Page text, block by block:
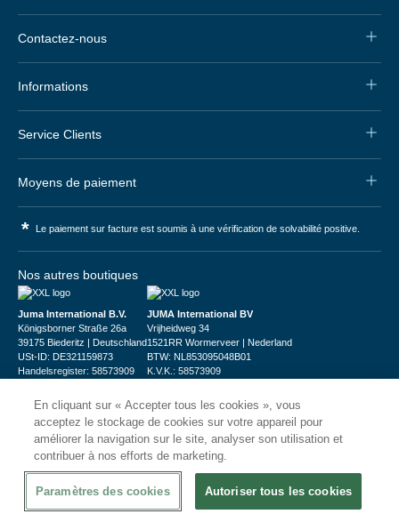
Contactez-nous
Informations
Service Clients
Moyens de paiement
* Le paiement sur facture est soumis à une vérification de solvabilité positive.
Nos autres boutiques
Juma International B.V.
Königsborner Straße 26a
39175 Biederitz | Deutschland
USt-ID: DE321159873
Handelsregister: 58573909
JUMA International BV
Vrijheidweg 34
1521RR Wormerveer | Nederland
BTW: NL853095048B01
K.V.K.: 58573909
© 2026CHRshop
En cliquant sur « Accepter tous les cookies », vous
acceptez le stockage de cookies sur votre appareil pour
améliorer la navigation sur le site, analyser son utilisation et
contribuer à nos efforts de marketing.
Paramètres des cookies Autoriser tous les cookies